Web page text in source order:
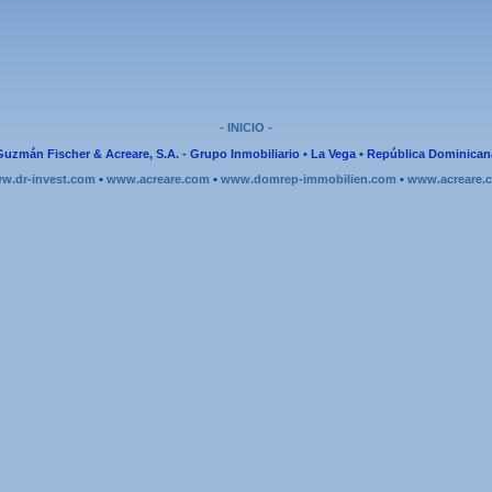
- INICIO -
Fischer & Acreare, S.A. - Grupo Inmobiliario • La Vega • República
invest.com • www.acreare.com • www.domrep-immobilien.com •